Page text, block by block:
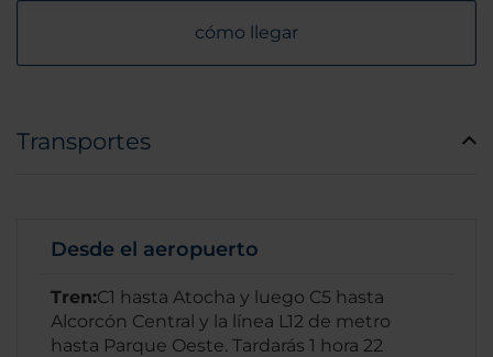
cómo llegar
Transportes
Desde el aeropuerto
Tren:C1 hasta Atocha y luego C5 hasta
Alcorcón Central y la línea L12 de metro
hasta Parque Oeste. Tardarás 1 hora 22